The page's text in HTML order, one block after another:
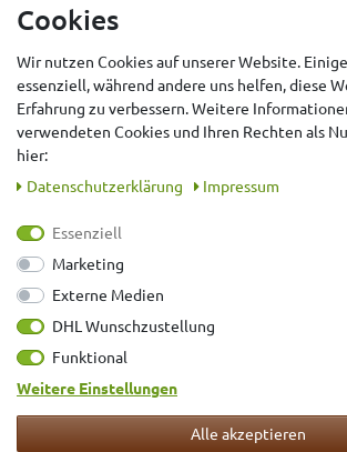
AGB
Impressum
Widerrufsrecht
Vertrag widerrufen
Bewertungen der letzten 12 Monate
VERSAND MIT
Cookies
Wir nutzen Cookies auf unserer Website.
essenziell, während andere uns helfen, diese
Erfahrung zu verbessern. Weitere
verwendeten Cookies und Ihren Rechten als
hier:
Daten­schutz­erklärung
Impressum
Essenziell
Marketing
Externe Medien
DHL Wunschzustellung
Funktional
Weitere Einstellungen
Alle akzeptieren